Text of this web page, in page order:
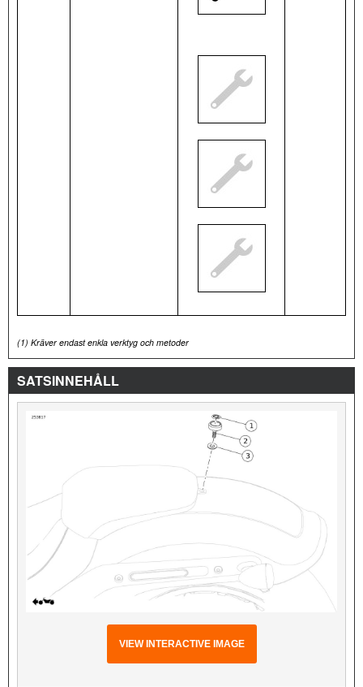
(1) Kräver endast enkla verktyg och metoder
SATSINNEHÅLL
VIEW INTERACTIVE IMAGE